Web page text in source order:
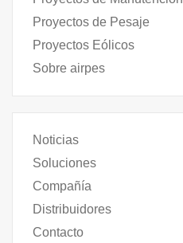
Proyectos de Pesaje
Proyectos Eólicos
Sobre airpes
Noticias
Soluciones
Compañía
Distribuidores
Contacto